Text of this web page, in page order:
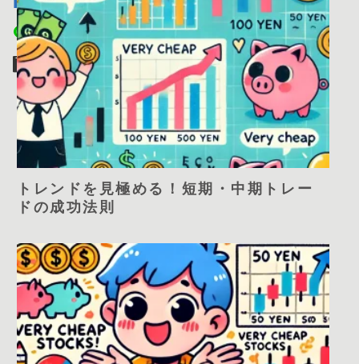
トレンドを見極める！短期・中期トレー
ドの成功法則